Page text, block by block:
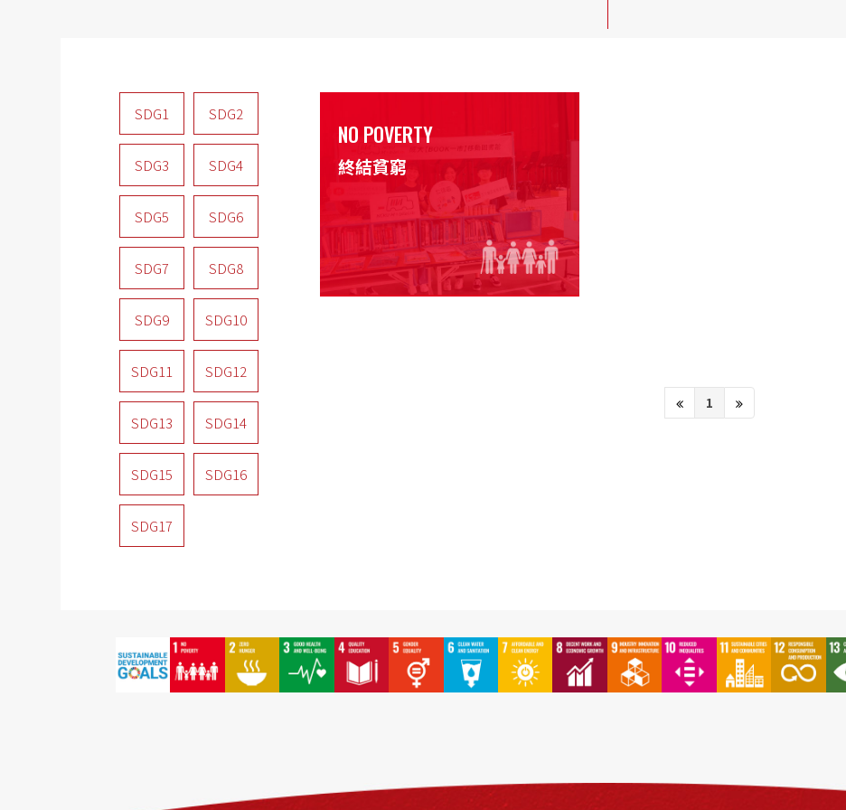
SDG1 SDG2
SDG3 SDG4
SDG5 SDG6
SDG7 SDG8
SDG9 SDG10
SDG11 SDG12
SDG13 SDG14
SDG15 SDG16
SDG17
NO POVERTY
終結貧窮
1